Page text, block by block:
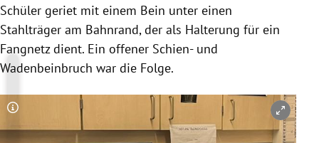
Schüler geriet mit einem Bein unter einen
Stahlträger am Bahnrand, der als Halterung für ein
Fangnetz dient. Ein offener Schien- und
Wadenbeinbruch war die Folge.
Copyright-Hinweis öffnen/schließen